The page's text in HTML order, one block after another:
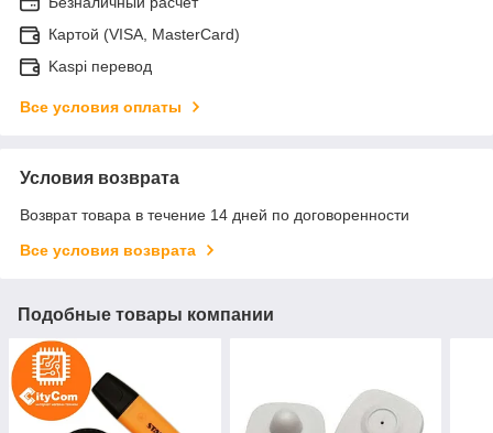
Картой (VISA, MasterCard)
Kaspi перевод
Все условия оплаты
Условия возврата
Возврат товара в течение 14 дней по договоренности
Все условия возврата
Подобные товары компании